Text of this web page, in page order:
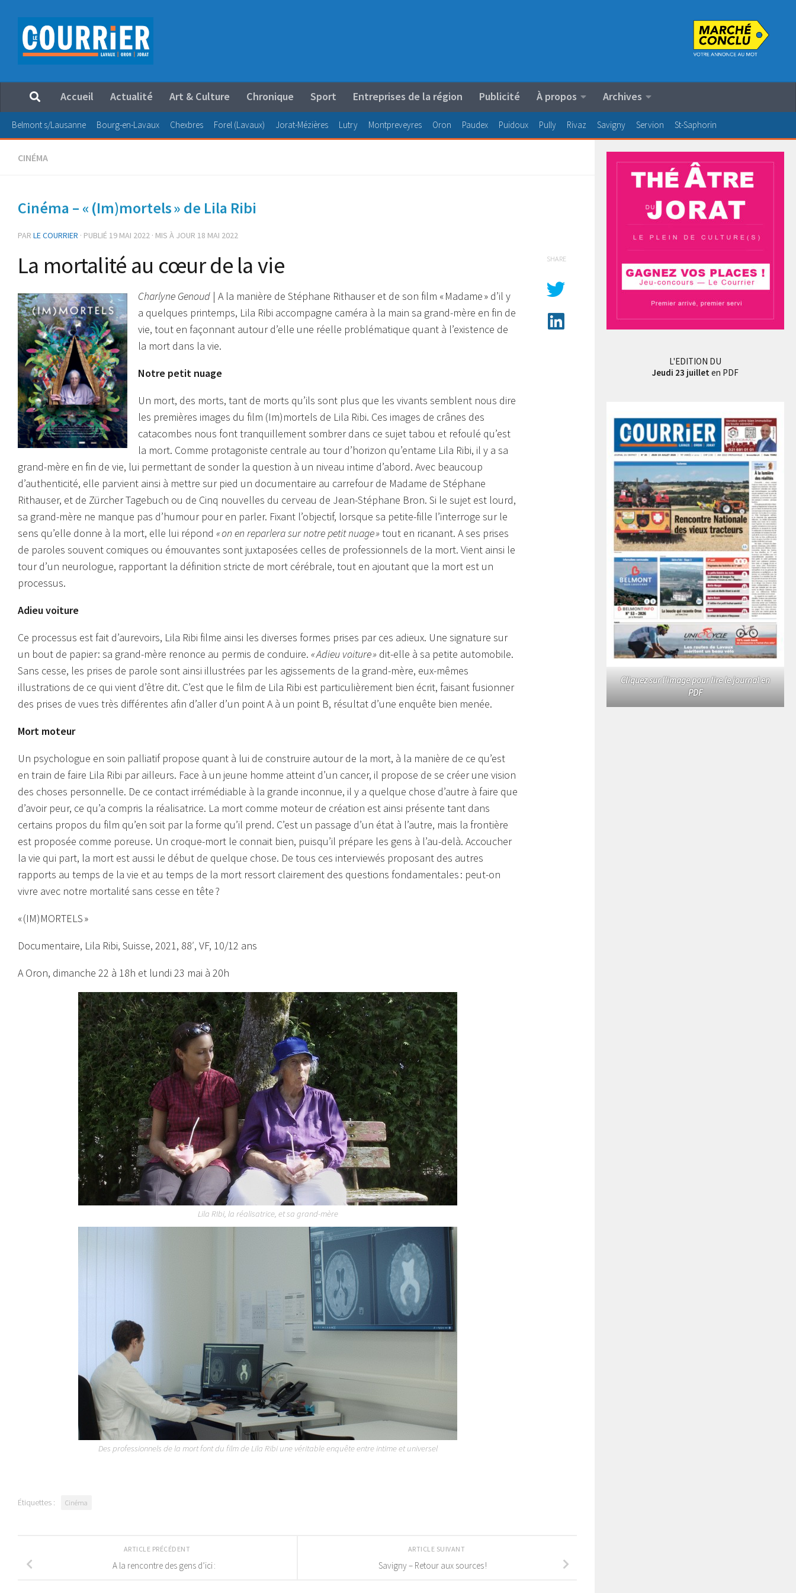
Au dessous du contenu
Accueil Actualité Art & Culture Chronique Sport Entreprises de la région Publicité À propos Archives
Belmont s/Lausanne Bourg-en-Lavaux Chexbres Forel (Lavaux) Jorat-Mézières Lutry Montpreveyres Oron Paudex Puidoux Pully Rivaz Savigny Servion St-Saphorin
CINÉMA
Cinéma – « (Im)mortels » de Lila Ribi
PAR LE COURRIER · PUBLIÉ 19 MAI 2022 · MIS À JOUR 18 MAI 2022
La mortalité au cœur de la vie
Charlyne Genoud | A la manière de Stéphane Rithauser et de son film « Madame » d’il y
a quelques printemps, Lila Ribi accompagne caméra à la main sa grand-mère en fin de
vie, tout en façonnant autour d’elle une réelle problématique quant à l’existence de
la mort dans la vie.
Notre petit nuage
Un mort, des morts, tant de morts qu’ils sont plus que les vivants semblent nous dire
les premières images du film (Im)mortels de Lila Ribi. Ces images de crânes des
catacombes nous font tranquillement sombrer dans ce sujet tabou et refoulé qu’est
la mort. Comme protagoniste centrale au tour d’horizon qu’entame Lila Ribi, il y a sa
grand-mère en fin de vie, lui permettant de sonder la question à un niveau intime d’abord. Avec beaucoup
d’authenticité, elle parvient ainsi à mettre sur pied un documentaire au carrefour de Madame de Stéphane
Rithauser, et de Zürcher Tagebuch ou de Cinq nouvelles du cerveau de Jean-Stéphane Bron. Si le sujet est lourd,
sa grand-mère ne manque pas d’humour pour en parler. Fixant l’objectif, lorsque sa petite-fille l’interroge sur le
sens qu’elle donne à la mort, elle lui répond « on en reparlera sur notre petit nuage »tout en ricanant. A ses prises
de paroles souvent comiques ou émouvantes sont juxtaposées celles de professionnels de la mort. Vient ainsi le
tour d’un neurologue, rapportant la définition stricte de mort cérébrale, tout en ajoutant que la mort est un
processus.
Adieu voiture
Ce processus est fait d’aurevoirs, Lila Ribi filme ainsi les diverses formes prises par ces adieux. Une signature sur
un bout de papier: sa grand-mère renonce au permis de conduire. « Adieu voiture » dit-elle à sa petite automobile.
Sans cesse, les prises de parole sont ainsi illustrées par les agissements de la grand-mère, eux-mêmes
illustrations de ce qui vient d’être dit. C’est que le film de Lila Ribi est particulièrement bien écrit, faisant fusionner
des prises de vues très différentes afin d’aller d’un point A à un point B, résultat d’une enquête bien menée.
Mort moteur
Un psychologue en soin palliatif propose quant à lui de construire autour de la mort, à la manière de ce qu’est
en train de faire Lila Ribi par ailleurs. Face à un jeune homme atteint d’un cancer, il propose de se créer une vision
des choses personnelle. De ce contact irrémédiable à la grande inconnue, il y a quelque chose d’autre à faire que
d’avoir peur, ce qu’a compris la réalisatrice. La mort comme moteur de création est ainsi présente tant dans
certains propos du film qu’en soit par la forme qu’il prend. C’est un passage d’un état à l’autre, mais la frontière
est proposée comme poreuse. Un croque-mort le connait bien, puisqu’il prépare les gens à l’au-delà. Accoucher
la vie qui part, la mort est aussi le début de quelque chose. De tous ces interviewés proposant des autres
rapports au temps de la vie et au temps de la mort ressort clairement des questions fondamentales : peut-on
vivre avec notre mortalité sans cesse en tête ?
« (IM)MORTELS »
Documentaire, Lila Ribi, Suisse, 2021, 88′, VF, 10/12 ans
A Oron, dimanche 22 à 18h et lundi 23 mai à 20h
Lila RIbi, la réalisatrice, et sa grand-mère
Des professionnels de la mort font du film de Lila Ribi une véritable enquête entre intime et universel
SHARE
Étiquettes : Cinéma
ARTICLE SUIVANT
Savigny – Retour aux sources !
ARTICLE PRÉCÉDENT
A la rencontre des gens d’ici :
L'EDITION DU
Jeudi 23 juillet en PDF
Cliquez sur l'image pour lire le journal en
PDF